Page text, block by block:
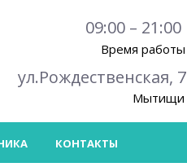
Время работы
Мытищи
ул.Рождественская, 7
09:00 – 21:00
КОНТАКТЫ